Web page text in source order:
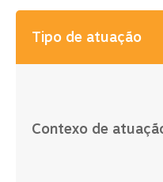
Tipo de atuação
Contexo de